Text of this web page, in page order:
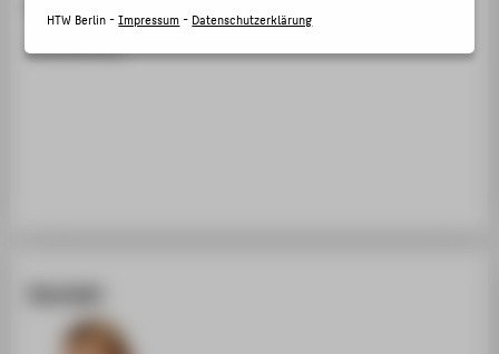
Kontakt
INFORMATIONEN FÜR
STUDIENINTERESSIERTE
HTW Berlin -Impressum- Datenschutzerklärung